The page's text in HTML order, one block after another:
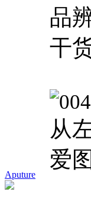
Aputure
品
干
从
爱